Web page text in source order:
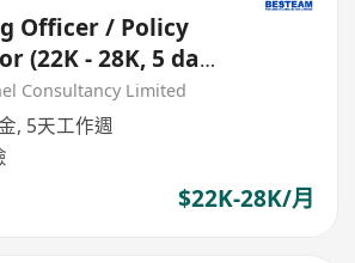
Officer / Policy
(22K - 28K, 5 days
Consultancy Limited
, 5天工作週
$22K-28K/月